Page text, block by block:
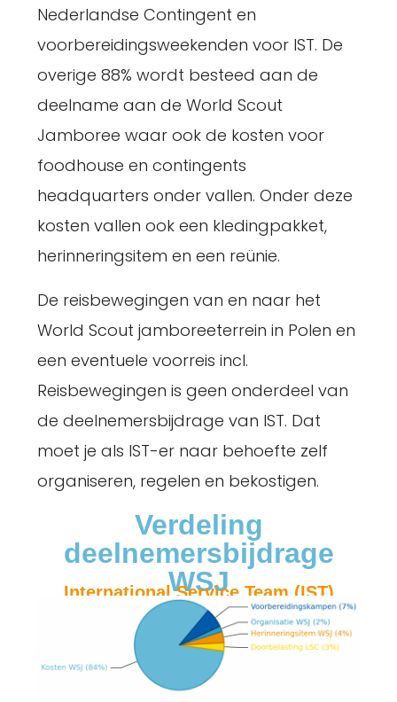
Nederlandse Contingent en
voorbereidingsweekenden voor IST. De
overige 88% wordt besteed aan de
deelname aan de World Scout
Jamboree waar ook de kosten voor
foodhouse en contingents
headquarters onder vallen. Onder deze
kosten vallen ook een kledingpakket,
herinneringsitem en een reünie.
De reisbewegingen van en naar het
World Scout jamboreeterrein in Polen en
een eventuele voorreis incl.
Reisbewegingen is geen onderdeel van
de deelnemersbijdrage van IST. Dat
moet je als IST-er naar behoefte zelf
organiseren, regelen en bekostigen.
Verdeling
deelnemersbijdrage
WSJ
International Service Team (IST)